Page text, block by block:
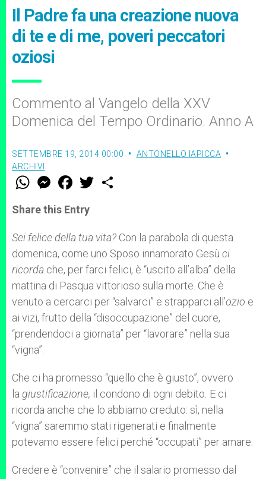
Il Padre fa una creazione nuova
di te e di me, poveri peccatori
oziosi
Commento al Vangelo della XXV
Domenica del Tempo Ordinario. Anno A
SETTEMBRE 19, 2014 00:00
ANTONELLO IAPICCA
ARCHIVI
W
t
s
p
p
M
e
s
e
g
e
r
F
a
e
b
o
k
w
r
Share this Entry
Sei felice della tua vita? Con la parabola di questa
domenica, come uno Sposo innamorato Gesù ci
ricorda che, per farci felici, è “uscito all’alba” della
mattina di Pasqua vittorioso sulla morte. Che è
venuto a cercarci per “salvarci” e strapparci all’ozio e
ai vizi, frutto della “disoccupazione” del cuore,
“prendendoci a giornata” per “lavorare” nella sua
“vigna”.
Che ci ha promesso “quello che è giusto”, ovvero
la giustificazione, il condono di ogni debito E ci
ricorda anche che lo abbiamo creduto: sì, nella
“vigna” saremmo stati rigenerati e finalmente
potevamo essere felici perché “occupati” per amare.
Credere è “convenire” che il salario promesso dal